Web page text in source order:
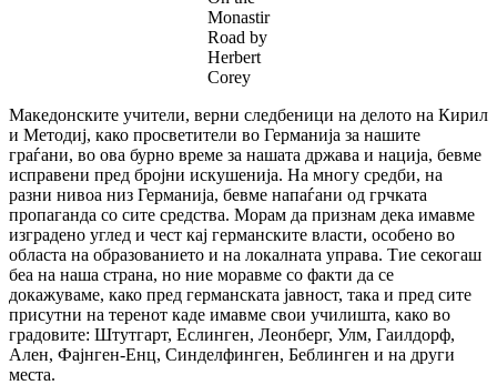
Monastir
Road by
Herbert
Corey
Македонските учители, верни следбеници на делото на Кирил
и Методиј, како просветители во Германија за нашите
граѓани, во ова бурно време за нашата држава и нација, бевме
исправени пред бројни искушенија. На многу средби, на
разни нивоа низ Германија, бевме напаѓани од грчката
пропаганда со сите средства. Морам да признам дека имавме
изградено углед и чест кај германските власти, особено во
областа на образованието и на локалната управа. Тие секогаш
беа на наша страна, но ние моравме со факти да се
докажуваме, како пред германската јавност, така и пред сите
присутни на теренот каде имавме свои училишта, како во
градовите: Штутгарт, Еслинген, Леонберг, Улм, Гаилдорф,
Ален, Фајнген-Енц, Синделфинген, Беблинген и на други
места.